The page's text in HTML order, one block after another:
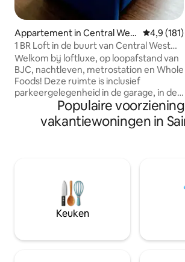
Appartement in Central West
End
4,9 (181)
1 BR Loft in de buurt van Central West
End, lopen naar BJC
Welkom bij loftluxe, op loopafstand van
BJC, nachtleven, metrostation en Whole
Foods! Deze ruimte is inclusief
parkeergelegenheid in de garage, in de
unit W/D, en alles om een nacht of een
maand te verblijven! Andere geweldige
functies: - Hoge plafonds en grote
mee dat de slaapkamerwanden van
deze loft zich niet uitstrekken tot aan
het plafond en dat er geen deur is.
Controleer de foto 's om er zeker van te
voldoet!
Populaire
vakantiewoningen in
Keuken